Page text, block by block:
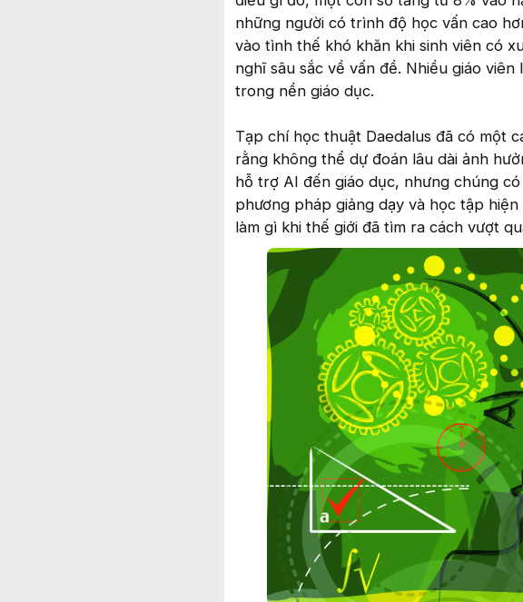
những người có trình độ học vấn cao
vào tình thế khó khăn khi sinh viên có
nghĩ sâu sắc về vấn đề. Nhiều giáo
trong nền giáo dục.
Tạp chí học thuật Daedalus đã có một
rằng không thể dự đoán lâu dài ảnh
hỗ trợ AI đến giáo dục, nhưng chúng
phương pháp giảng dạy và học tập
làm gì khi thế giới đã tìm ra cách vượt